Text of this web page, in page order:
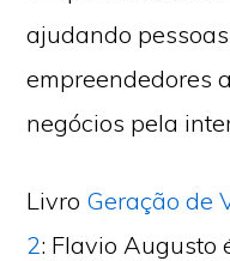
ajudando
empreendedores
negócios pela
Livro Geração de
2: Flavio Augusto